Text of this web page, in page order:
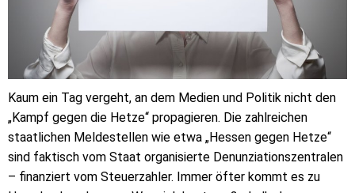
Kaum ein Tag vergeht, an dem Medien und Politik nicht den
„Kampf gegen die Hetze“ propagieren. Die zahlreichen
staatlichen Meldestellen wie etwa „Hessen gegen Hetze“
sind faktisch vom Staat organisierte Denunziationszentralen
– finanziert vom Steuerzahler. Immer öfter kommt es zu